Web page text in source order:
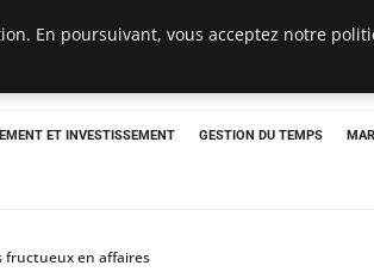
ET INVESTISSEMENT GESTION DU TEMPS
fructueux en affaires
En poursuivant, vous acceptez notre